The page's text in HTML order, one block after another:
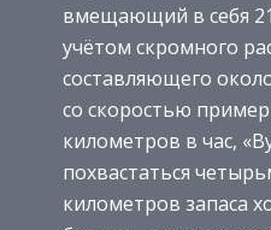
вмещающий в себя
учётом скромного
составляющего
со скоростью
километров в час,
похвастаться
километров запаса